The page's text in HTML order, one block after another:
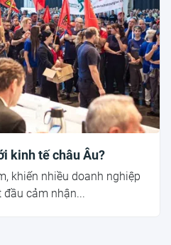
kinh tế châu Âu?
khiến nhiều doanh nghiệp
cảm nhận...